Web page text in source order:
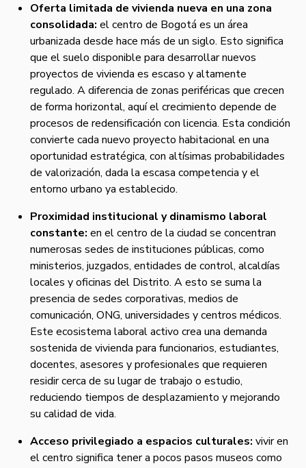
Oferta limitada de vivienda nueva en una zona
consolidada: el centro de Bogotá es un área
urbanizada desde hace más de un siglo. Esto significa
que el suelo disponible para desarrollar nuevos
proyectos de vivienda es escaso y altamente
regulado. A diferencia de zonas periféricas que crecen
de forma horizontal, aquí el crecimiento depende de
procesos de redensificación con licencia. Esta condición
convierte cada nuevo proyecto habitacional en una
oportunidad estratégica, con altísimas probabilidades
de valorización, dada la escasa competencia y el
entorno urbano ya establecido.
Proximidad institucional y dinamismo laboral
constante: en el centro de la ciudad se concentran
numerosas sedes de instituciones públicas, como
ministerios, juzgados, entidades de control, alcaldías
locales y oficinas del Distrito. A esto se suma la
presencia de sedes corporativas, medios de
comunicación, ONG, universidades y centros médicos.
Este ecosistema laboral activo crea una demanda
sostenida de vivienda para funcionarios, estudiantes,
docentes, asesores y profesionales que requieren
residir cerca de su lugar de trabajo o estudio,
reduciendo tiempos de desplazamiento y mejorando
su calidad de vida.
Acceso privilegiado a espacios culturales: vivir en
el centro significa tener a pocos pasos museos como